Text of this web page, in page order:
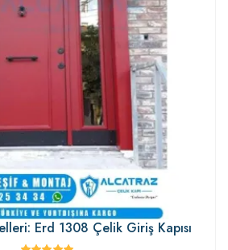
Erd 1308 Çelik Giriş Kapısı